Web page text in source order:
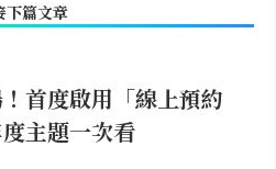
下篇文章
首度啟用「線上預約
主題一次看